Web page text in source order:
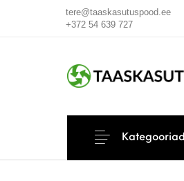
tere@taaskasutuspood.ee
+372 54 639 727
Kategooriad